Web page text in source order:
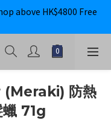
滿$2000*即獲免運
above HK$4800 Free
滿$2000*即獲免運
防熱
蠟 71g